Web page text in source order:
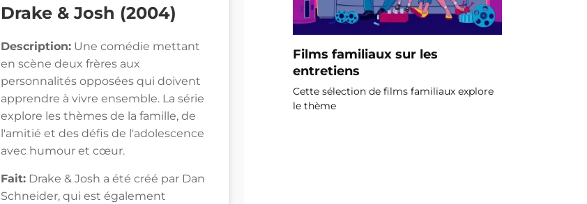
Drake & Josh (2004)
Description: Une comédie mettant
en scène deux frères aux
personnalités opposées qui doivent
apprendre à vivre ensemble. La série
explore les thèmes de la famille, de
l'amitié et des défis de l'adolescence
avec humour et cœur.
Fait: Drake & Josh a été créé par Dan
Schneider, qui est également
Films familiaux sur les
entretiens
Cette sélection de films familiaux explore
le thème